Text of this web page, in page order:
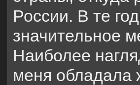
России. В те
значительное
Наиболее
меня обладала